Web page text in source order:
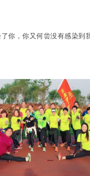
你，你又何尝没有感染到